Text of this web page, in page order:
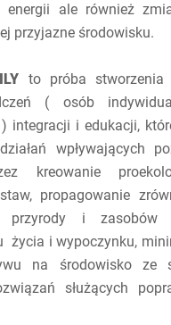
energii ale również
przyjazne środowisku.
to próba stworzenia
( osób
integracji i edukacji,
wpływających
kreowanie
propagowanie
przyrody i zasobów
życia i wypoczynku,
na środowisko ze
służących